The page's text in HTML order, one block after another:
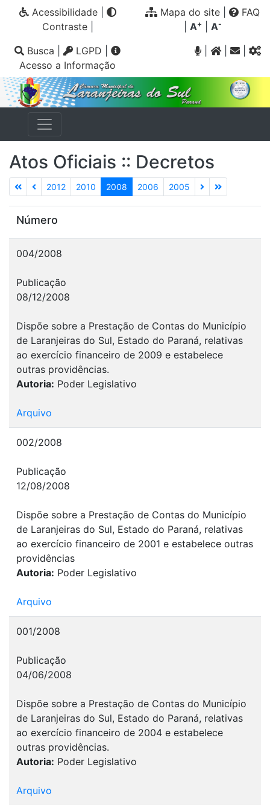
Acessibilidade|
Contraste|
Mapa do site
FAQ
A+ A-
Busca LGPD
Acesso a Informação
|
Atos Oficiais :: Decretos
2012 2010 2008 2006 2005
Número
004/2008
Publicação
08/12/2008
Dispõe sobre a Prestação de Contas do Município
de Laranjeiras do Sul, Estado do Paraná, relativas
ao exercício financeiro de 2009 e estabelece
outras providências.
Autoria: Poder Legislativo
Arquivo
002/2008
Publicação
12/08/2008
Dispõe sobre a Prestação de Contas do Município
de Laranjeiras do Sul, Estado do Paraná, relativas
ao exercício financeiro de 2001 e estabelece outras
providências
Autoria: Poder Legislativo
Arquivo
001/2008
Publicação
04/06/2008
Dispõe sobre a Prestação de Contas do Município
de Laranjeiras do Sul, Estado do Paraná, relativas
ao exercício financeiro de 2004 e estabelece
outras providências.
Autoria: Poder Legislativo
Arquivo